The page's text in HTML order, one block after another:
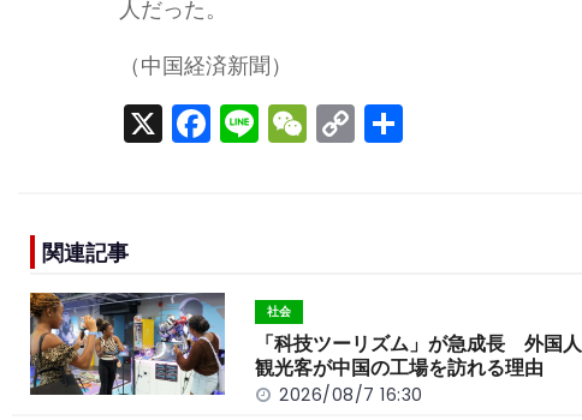
人だった。
（中国経済新聞）
X F
a
o
o
k
Li
n
W
e
C
o
k
関連記事
社会
「科技ツーリズム」が急成長 外国人
観光客が中国の工場を訪れる理由
2026/08/7 16:30